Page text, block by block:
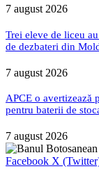
7 august 2026
Trei eleve de liceu
de dezbateri din
7 august 2026
APCE o avertizează
pentru baterii de
7 august 2026
Facebook X